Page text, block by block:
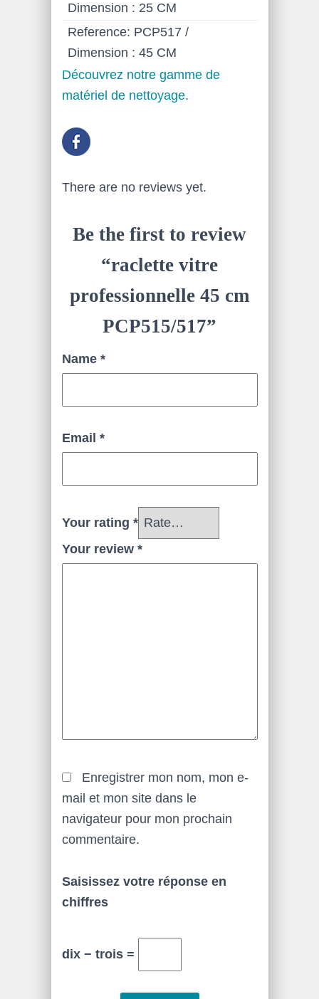
Dimension : 25 CM
Reference: PCP517 /
Dimension : 45 CM
Découvrez notre gamme de
matériel de nettoyage.
There are no reviews yet.
Be the first to review
“raclette vitre
professionnelle 45 cm
PCP515/517”
Name *
Email *
Your rating *
Your review *
Enregistrer mon nom, mon e-
mail et mon site dans le
navigateur pour mon prochain
commentaire.
Saisissez votre réponse en
chiffres
dix − trois =